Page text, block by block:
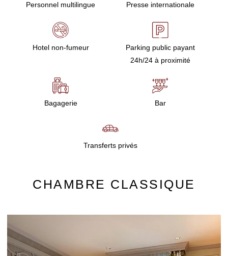
Personnel multilingue Presse internationale
Hotel non-fumeur
Parking public payant
24h/24 à proximité
Bagagerie Bar
Transferts privés
CHAMBRE CLASSIQUE